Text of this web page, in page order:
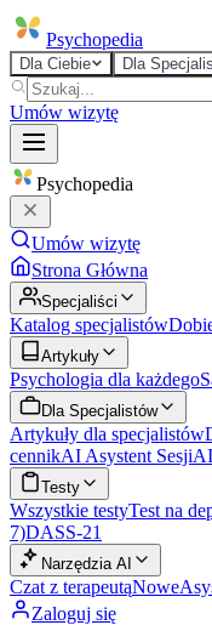
Psychopedia
Dla Ciebie Dla
Umów wizytę
Psychopedia
Umów wizytę
Strona Główna
Specjaliści
Katalog specjalistów
Artykuły
Psychologia dla każdego
Dla Specjalistów
Artykuły dla specjalistów
cennikAI Asystent SesjiAI
Testy
Wszystkie testyTest na
7)DASS-21
Narzędzia AI
Czat z terapeutąNowe
Zaloguj się